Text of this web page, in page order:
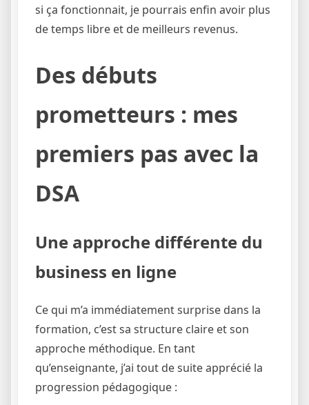
si ça fonctionnait, je pourrais enfin avoir plus
de temps libre et de meilleurs revenus.
Des débuts
prometteurs : mes
premiers pas avec la
DSA
Une approche différente du
business en ligne
Ce qui m’a immédiatement surprise dans la
formation, c’est sa structure claire et son
approche méthodique. En tant
qu’enseignante, j’ai tout de suite apprécié la
progression pédagogique :